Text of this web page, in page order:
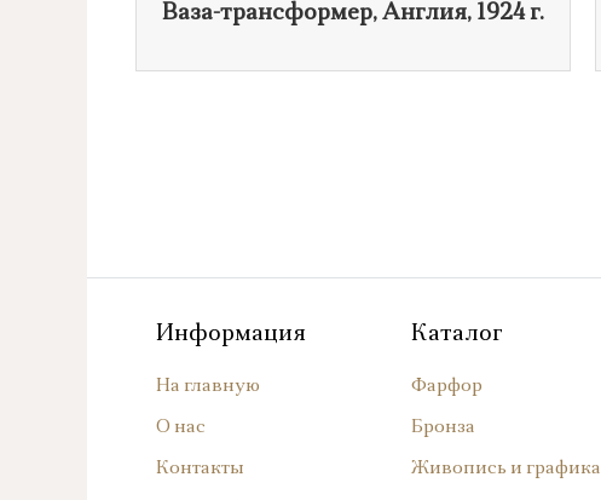
Ваза-трансформер, Англия, 1924 г.
Информация
На главную
О нас
Контакты
Каталог
Фарфор
Бронза
Живопись и графика